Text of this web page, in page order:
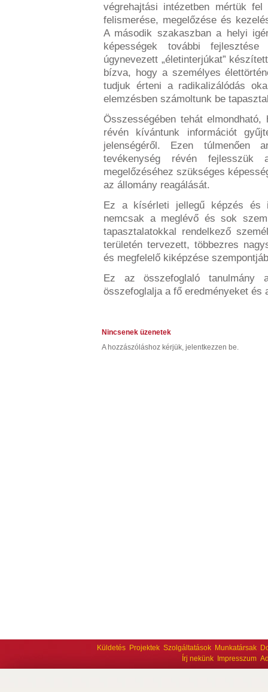
végrehajtási intézetben mértük
felismerése, megelőzése és
A második szakaszban a helyi
képességek további
úgynevezett „életinterjúkat”
bízva, hogy a személyes
tudjuk érteni a radikalizálódás
elemzésben számoltunk be
Összességében tehát
révén kívántunk információt
jelenségéről. Ezen túlmenően
tevékenység révén fejlesszük
megelőzéséhez szükséges
az állomány reagálását.
Ez a kísérleti jellegű képzés és
nemcsak a meglévő és sok
tapasztalatokkal rendelkező
területén tervezett, többezres
és megfelelő kiképzése
Ez az összefoglaló tanulmány
összefoglalja a fő eredményeket és
Nincsenek üzenetek
A hozzászóláshoz kérjük, jelentkezzen be.
Küldetés Projektek Szolgáltatások Munkatársak
Írj nekünk
Impresszum